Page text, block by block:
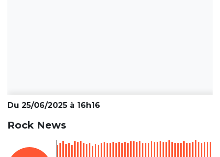
Du 25/06/2025 à 16h16
Rock News